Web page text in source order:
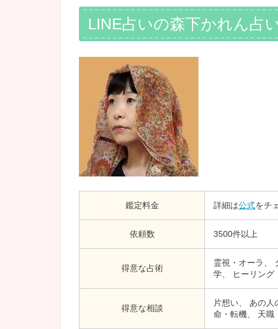
LINE占いの森下かれん占
鑑定料金 詳細は公式をチ
依頼数 3500件以上
得意な占術
霊視・オーラ、
学、 ヒーリング
得意な相談
片想い、 あの
命・転機、 天職